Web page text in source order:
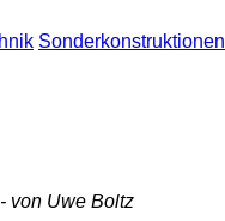
Sonderkonstruktionen
von Uwe Boltz